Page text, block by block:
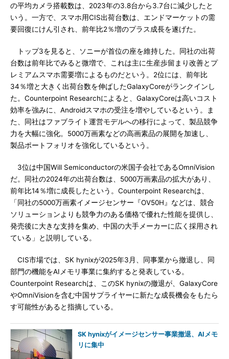
の平均カメラ搭載数は、2023年の3.8台から3.7台に減少したと
いう。一方で、スマホ用CIS出荷台数は、エンドマーケットの需
要回復にけん引され、前年比2％増のプラス成長を遂げた。
トップ3を見ると、ソニーが首位の座を維持した。同社の出荷
台数は前年比でみると微増で、これは主に生産歩留まり改善とプ
レミアムスマホ需要増によるものだという。2位には、前年比
34％増と大きく出荷台数を伸ばしたGalaxyCoreがランクインし
た。Counterpoint Researchによると、GalaxyCoreは高いコスト
効率を強みに、Androidスマホの受注を増やしているという。ま
た、同社はファブライト運営モデルへの移行によって、製品競争
力を大幅に強化。5000万画素などの高画素品の展開を加速し、
製品ポートフォリオを強化しているという。
3位は中国Will Semiconductorの米国子会社であるOmniVision
だ。同社の2024年の出荷台数は、5000万画素品の拡大があり、
前年比14％増に成長したという。Counterpoint Researchは、
「同社の5000万画素イメージセンサー『OV50H』などは、競合
ソリューションよりも競争力のある価格で優れた性能を提供し、
発売後に大きな支持を集め、中国の大手メーカーに広く採用され
ている」と説明している。
CIS市場では、SK hynixが2025年3月、同事業から撤退し、同
部門の機能をAIメモリ事業に集約すると発表している。
Counterpoint Researchは、このSK hynixの撤退が、GalaxyCore
やOmniVisionを含む中国サプライヤーに新たな成長機会をもたら
す可能性があると指摘している。
SK hynixがイメージセンサー事業撤退、AIメモ
リに集中